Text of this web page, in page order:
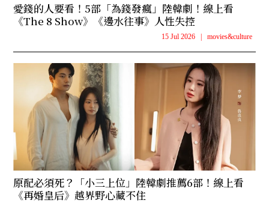
愛錢的人要看！5部「為錢發瘋」陸韓劇！線上看
《The 8 Show》《邊水往事》人性失控
15 Jul 2026 movies&culture
原配必須死？「小三上位」陸韓劇推薦6部！線上看
《再婚皇后》越界野心藏不住